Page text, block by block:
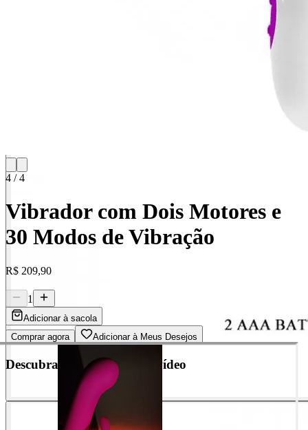
4 /4
Vibrador com Dois Motores e
30 Modos de Vibração
R$ 209,90
1
Adicionar à sacola
Comprar agora
Adicionar à Meus Desejos
Descubra cada detalhe em vídeo